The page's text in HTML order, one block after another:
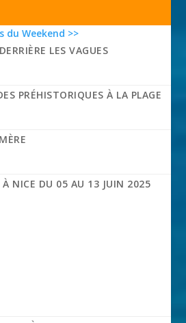
du Weekend >>
LES VAGUES
PRÉHISTORIQUES À LA PLAGE
À NICE DU 05 AU 13 JUIN 2025